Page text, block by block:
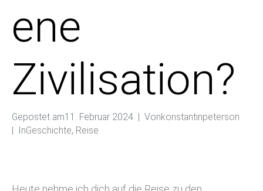
ene
Zivilisation?
Gepostet am11. Februar 2024 Vonkonstantinpeterson
InGeschichte, Reise